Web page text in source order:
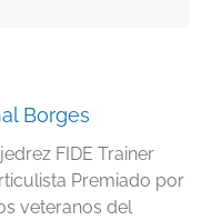
Borges
FIDE Trainer
Premiado por
veteranos del